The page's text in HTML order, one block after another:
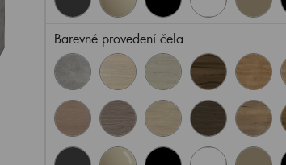
Barevné provedení čela